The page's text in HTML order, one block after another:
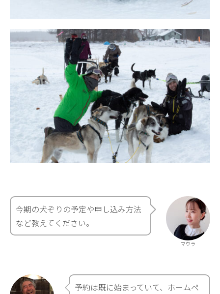
マウラ
今期の犬ぞりの予定や申し込み方法
など教えてください。
予約は既に始まっていて、ホームペ